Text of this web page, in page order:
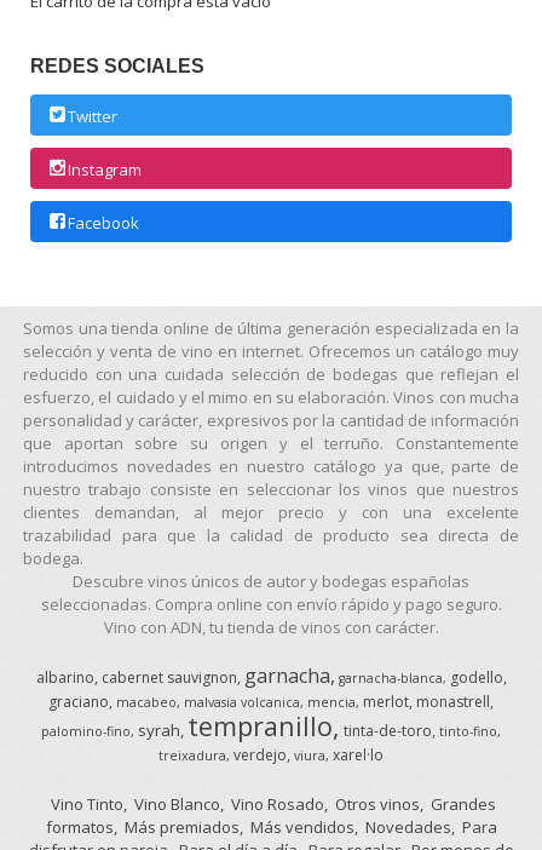
REDES SOCIALES
Twitter
Instagram
Facebook
Somos una tienda online de última generación especializada en la
selección y venta de vino en internet. Ofrecemos un catálogo muy
reducido con una cuidada selección de bodegas que reflejan el
esfuerzo, el cuidado y el mimo en su elaboración. Vinos con mucha
personalidad y carácter, expresivos por la cantidad de información
que aportan sobre su origen y el terruño. Constantemente
introducimos novedades en nuestro catálogo ya que, parte de
nuestro trabajo consiste en seleccionar los vinos que nuestros
clientes demandan, al mejor precio y con una excelente
trazabilidad para que la calidad de producto sea directa de
bodega.
Descubre vinos únicos de autor y bodegas españolas
seleccionadas. Compra online con envío rápido y pago seguro.
Vino con ADN, tu tienda de vinos con carácter.
albarino cabernet sauvignon garnacha garnacha-blanca
godello
graciano macabeo malvasia volcanica mencia merlot monastrell
palomino-fino syrah tempranillo tinta-de-toro tinto-fino
treixadura verdejo viura xarel·lo
Vino Tinto Vino Blanco Vino Rosado Otros vinos Grandes
formatos Más premiados Más vendidos Novedades Para